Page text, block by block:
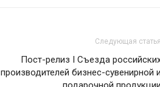
Следующая статья
Пост-релиз I Съезда
производителей бизнес-сувенирной и